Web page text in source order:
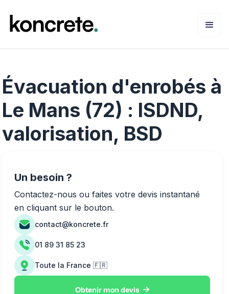
Évacuation d'enrobés à
Le Mans (72) : ISDND,
valorisation, BSD
Un besoin ?
Contactez-nous ou faites votre devis instantané
en cliquant sur le bouton.
contact@koncrete.fr
01 89 31 85 23
Toute la France 🇫🇷
Obtenir mon devis 